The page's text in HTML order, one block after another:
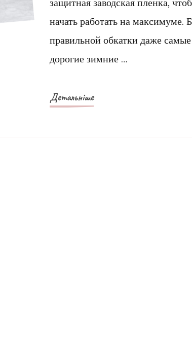
это,
когда
начать работать на максимуме.
правильной обкатки даже самые
дорогие зимние …
Детальніше